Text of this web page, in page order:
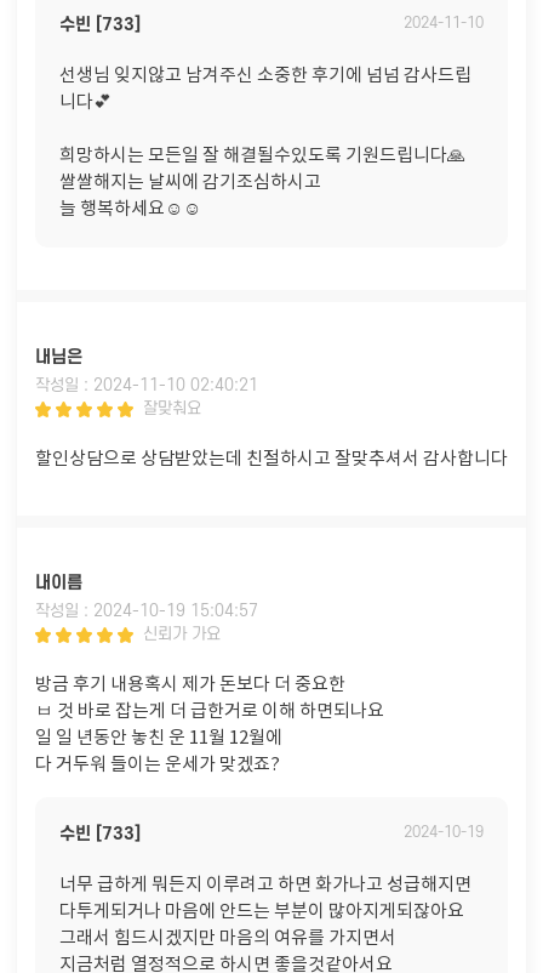
수빈 [733] 2024-11-10
선생님 잊지않고 남겨주신 소중한 후기에 넘넘 감사드립
니다💕
희망하시는 모든일 잘 해결될수있도록 기원드립니다🙏
쌀쌀해지는 날씨에 감기조심하시고
늘 행복하세요☺️☺️
내님은
작성일 : 2024-11-10 02:40:21
잘맞춰요
할인상담으로 상담받았는데 친절하시고 잘맞추셔서 감사합니다
내이름
작성일 : 2024-10-19 15:04:57
신뢰가 가요
방금 후기 내용혹시 제가 돈보다 더 중요한
ㅂ 것 바로 잡는게 더 급한거로 이해 하면되나요
일 일 년동안 놓친 운 11월 12월에
다 거두워 들이는 운세가 맞겠죠?
수빈 [733] 2024-10-19
너무 급하게 뭐든지 이루려고 하면 화가나고 성급해지면
다투게되거나 마음에 안드는 부분이 많아지게되잖아요
그래서 힘드시겠지만 마음의 여유를 가지면서
지금처럼 열정적으로 하시면 좋을것같아서요